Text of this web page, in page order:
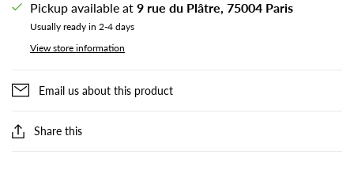
Pickup available at 9 rue du Plâtre, 75004 Paris
Usually ready in 2-4 days
View store information
Email us about this product
Share this